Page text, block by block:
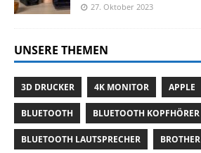
27. Oktober 2023
UNSERE THEMEN
3D DRUCKER 4K MONITOR APPLE
BLUETOOTH BLUETOOTH KOPFHÖRER
BLUETOOTH LAUTSPRECHER BROTHER